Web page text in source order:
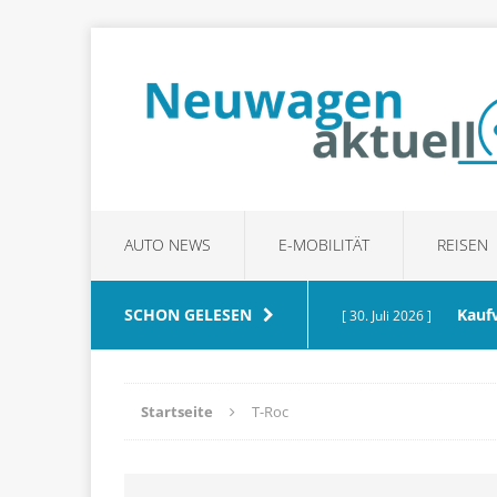
AUTO NEWS E-MOBILITÄT REISEN
SCHON GELESEN [ 30. Juli 2026 ]
achten RATGEBER
Startseite T-Roc